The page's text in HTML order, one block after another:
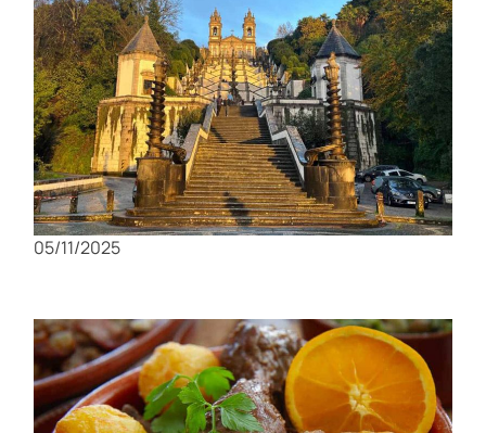
Senderismo en Bom Jesus do Monte: El
desafío espiritual de los 577 escalones
05/11/2025